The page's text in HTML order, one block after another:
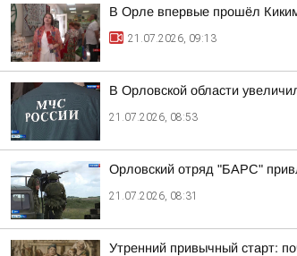
В Орле впервые прошёл
21.07.2026, 09:13
В Орловской области
21.07.2026, 08:53
Орловский отряд "БАРС"
21.07.2026, 08:31
Утренний привычный старт: